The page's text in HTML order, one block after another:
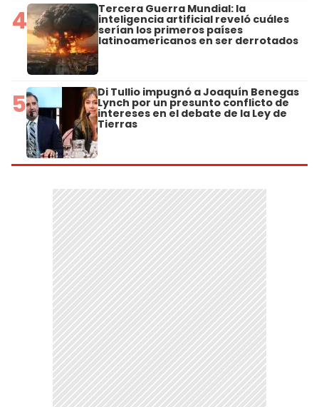
4 Tercera Guerra Mundial: la
inteligencia artificial reveló cuáles
serían los primeros países
latinoamericanos en ser derrotados
5 Di Tullio impugnó a Joaquín Benegas
Lynch por un presunto conflicto de
intereses en el debate de la Ley de
Tierras